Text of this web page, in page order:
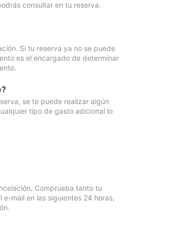
consultar en tu reserva.
Si tu reserva ya no se puede
es el encargado de determinar
se te puede realizar algún
tipo de gasto adicional lo
Comprueba tanto tu
mail en las siguientes 24 horas,